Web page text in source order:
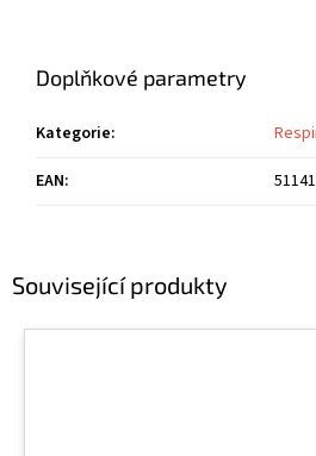
Související produkty
Doplňkové parametry
Kategorie:
EAN: